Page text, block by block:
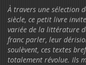
À travers une sélection
siècle, ce petit livre
variée de la littérature
franc parler, leur
soulèvent, ces textes
totalement révolue. Ils